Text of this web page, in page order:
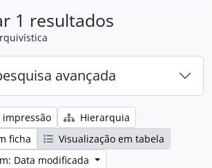
1 resultados
avançada
impressão
Hierarquia
ficha
Visualização em tabela
Data modificada